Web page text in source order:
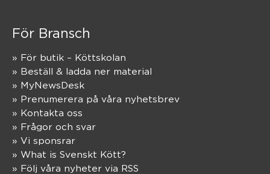
För Bransch
» För butik – Köttskolan
» Beställ & ladda ner material
» MyNewsDesk
» Prenumerera på våra nyhetsbrev
» Kontakta oss
» Frågor och svar
» Vi sponsrar
» What is Svenskt Kött?
» Följ våra nyheter via RSS